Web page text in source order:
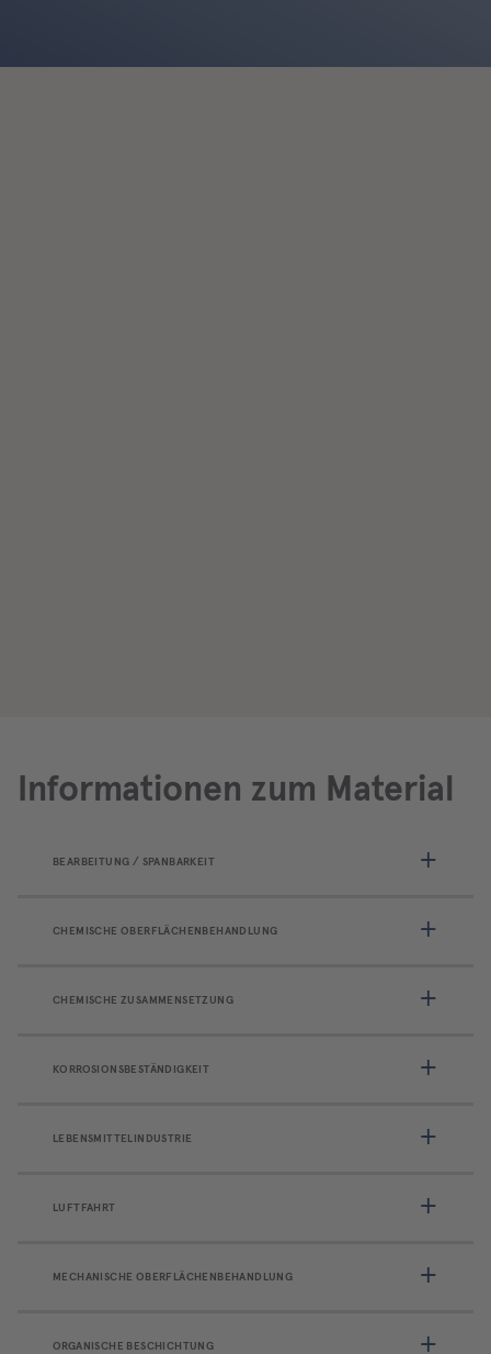
Informationen zum Material
BEARBEITUNG / SPANBARKEIT
CHEMISCHE OBERFLÄCHENBEHANDLUNG
CHEMISCHE ZUSAMMENSETZUNG
KORROSIONSBESTÄNDIGKEIT
LEBENSMITTELINDUSTRIE
LUFTFAHRT
MECHANISCHE OBERFLÄCHENBEHANDLUNG
ORGANISCHE BESCHICHTUNG